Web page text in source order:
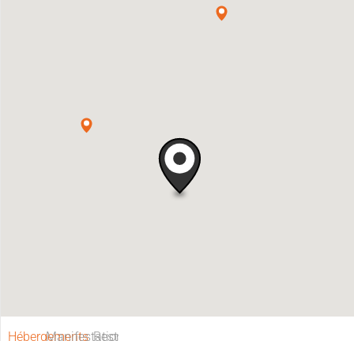
Hébergements
ManifestationsRestaurants